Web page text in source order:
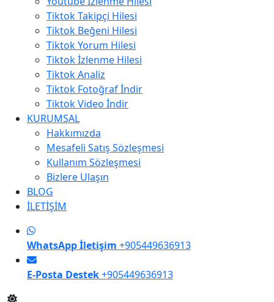
Tiktok Takipçi Hilesi
Tiktok Beğeni Hilesi
Tiktok Yorum Hilesi
Tiktok İzlenme Hilesi
Tiktok Analiz
Tiktok Fotoğraf İndir
Tiktok Video İndir
KURUMSAL
Hakkımızda
Mesafeli Satış Sözleşmesi
Kullanım Sözleşmesi
Bizlere Ulaşın
BLOG
İLETİŞİM
WhatsApp İletişim +905449636913
E-Posta Destek+905449636913